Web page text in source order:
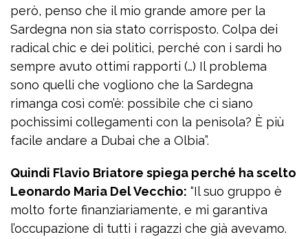
però, penso che il mio grande amore per la
Sardegna non sia stato corrisposto. Colpa dei
radical chic e dei politici, perché con i sardi ho
sempre avuto ottimi rapporti (…) Il problema
sono quelli che vogliono che la Sardegna
rimanga così com’è: possibile che ci siano
pochissimi collegamenti con la penisola? È più
facile andare a Dubai che a Olbia”.
Quindi Flavio Briatore spiega perché ha scelto
Leonardo Maria Del Vecchio: “Il suo gruppo è
molto forte finanziariamente, e mi garantiva
l’occupazione di tutti i ragazzi che già avevamo.